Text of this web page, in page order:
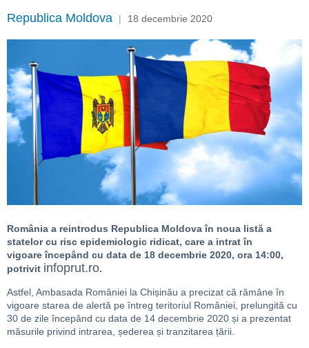
Republica Moldova | 18 decembrie 2020
România a reintrodus Republica Moldova în noua listă a
statelor cu risc epidemiologic ridicat, care a intrat în
vigoareîncepând cu data de 18 decembrie 2020, ora 14:00,
potrivit infoprut.ro.
Astfel, Ambasada României la Chișinău a precizat că rămâne în
vigoare starea de alertă pe întreg teritoriul României, prelungită cu
30 de zile începând cu data de 14 decembrie 2020 și a prezentat
măsurile privind intrarea, șederea și tranzitarea țării.